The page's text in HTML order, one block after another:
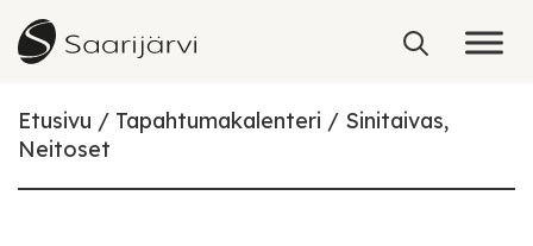
Skip to content
Etusivu Tapahtumakalenteri
Sinitaivas,
Neitoset